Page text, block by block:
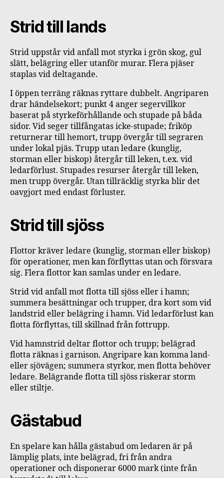
Strid till lands
Strid uppstår vid anfall mot styrka i grön skog, gul
slätt, belägring eller utanför murar. Flera pjäser
staplas vid deltagande.
I öppen terräng räknas ryttare dubbelt. Angriparen
drar händelsekort; punkt 4 anger segervillkor
baserat på styrkeförhållande och stupade på båda
sidor. Vid seger tillfångatas icke-stupade; friköp
returnerar till hemort, trupp övergår till segraren
under lokal pjäs. Trupp utan ledare (kunglig,
storman eller biskop) återgår till leken, t.ex. vid
ledarförlust. Stupades resurser återgår till leken,
men trupp övergår. Utan tillräcklig styrka blir det
oavgjort med endast förluster.
Strid till sjöss
Flottor kräver ledare (kunglig, storman eller biskop)
för operationer, men kan förflyttas utan och försvara
sig. Flera flottor kan samlas under en ledare.
Strid vid anfall mot flotta till sjöss eller i hamn;
summera besättningar och trupper, dra kort som vid
landstrid eller belägring i hamn. Vid ledarförlust kan
flotta förflyttas, till skillnad från fottrupp.
Vid hamnstrid deltar flottor och trupp; belägrad
flotta räknas i garnison. Angripare kan komma land-
eller sjövägen; summera styrkor, men flotta behöver
ledare. Belägrande flotta till sjöss riskerar storm
eller stiltje.
Gästabud
En spelare kan hålla gästabud om ledaren är på
lämplig plats, inte belägrad, fri från andra
operationer och disponerar 6000 mark (inte från